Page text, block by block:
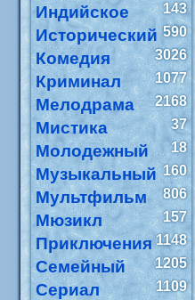
Индийское 143
Исторический 590
Комедия 3026
Криминал 1077
Мелодрама 2168
Мистика 37
Молодежный 18
Музыкальный 160
Мультфильм 806
Мюзикл 157
Приключения 1148
Семейный 1205
Сериал 1109